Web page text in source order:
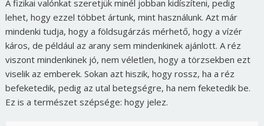
A fizikai valónkat szeretjük minél jobban kidíszíteni, pedig
lehet, hogy ezzel többet ártunk, mint használunk. Azt már
mindenki tudja, hogy a földsugárzás mérhető, hogy a vízér
káros, de például az arany sem mindenkinek ajánlott. A réz
viszont mindenkinek jó, nem véletlen, hogy a törzsekben ezt
viselik az emberek. Sokan azt hiszik, hogy rossz, ha a réz
befeketedik, pedig az utal betegségre, ha nem feketedik be.
Ez is a természet szépsége: hogy jelez.